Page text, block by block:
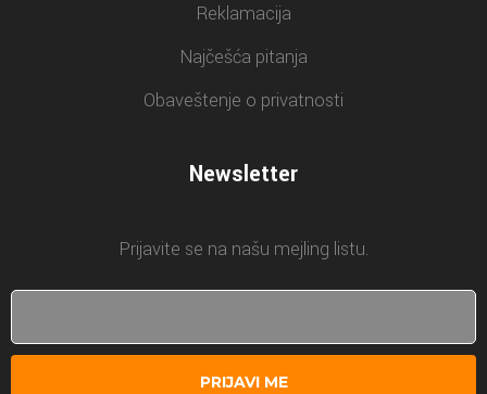
Reklamacija
Najčešća pitanja
Obaveštenje o privatnosti
Newsletter
Prijavite se na našu mejling listu.
PRIJAVI ME